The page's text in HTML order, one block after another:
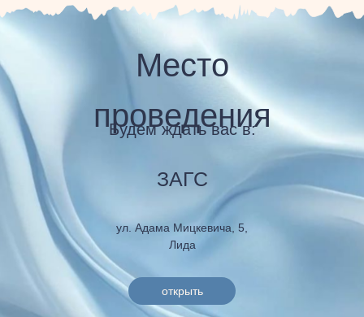
Место
проведения
ЗАГС
Будем ждать вас в:
ул. Адама Мицкевича, 5,
Лида
открыть